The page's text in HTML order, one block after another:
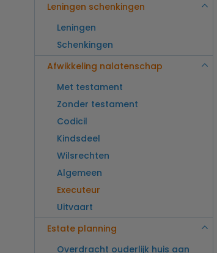
Leningen schenkingen
Leningen
Schenkingen
Afwikkeling nalatenschap
Met testament
Zonder testament
Codicil
Kindsdeel
Wilsrechten
Algemeen
Executeur
Uitvaart
Estate planning
Overdracht ouderlijk huis aan